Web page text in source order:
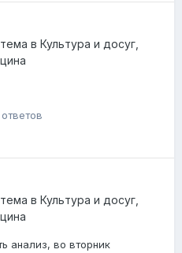
тема в Культура и досуг,
ответов
тема в Культура и досуг,
анализ, во вторник